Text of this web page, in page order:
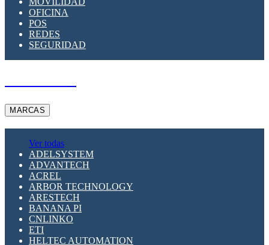
OFICINA
POS
REDES
SEGURIDAD
MARCAS
Ver todas
ADELSYSTEM
ADVANTECH
ACREL
ARBOR TECHNOLOGY
ARESTECH
BANANA PI
CNLINKO
ETI
HELTEC AUTOMATION